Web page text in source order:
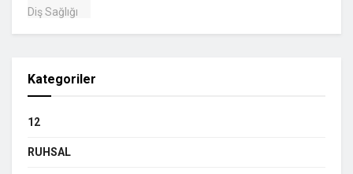
Kategoriler
12
RUHSAL